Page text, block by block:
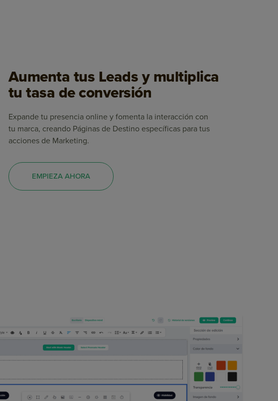
Aumenta tus Leads y multiplica
tu tasa de conversión
Expande tu presencia online y fomenta la interacción con
tu marca, creando Páginas de Destino específicas para tus
acciones de Marketing.
EMPIEZA AHORA